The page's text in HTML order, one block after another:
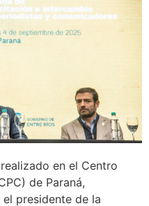
en el Centro
de Paraná,
presidente de la